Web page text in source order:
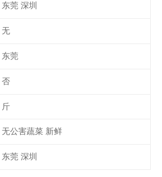
东莞 深圳
无
东莞
否
斤
无公害蔬菜 新鲜
东莞 深圳